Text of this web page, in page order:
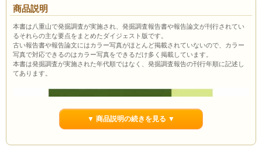
商品説明
本書は八重山で発掘調査が実施され、発掘調査報告書や報告論文が刊行されてい
るそれらの主な要点をまとめたダイジェスト版です。
古い報告書や報告論文にはカラー写真がほとんど掲載されていないので、カラー
写真で対応できるのはカラー写真をできるだけ多く掲載しています。
本書は発掘調査が実施された年代順ではなく、発掘調査報告の刊行年順に記述し
てあります。
▼ 商品説明の続きを見る ▼